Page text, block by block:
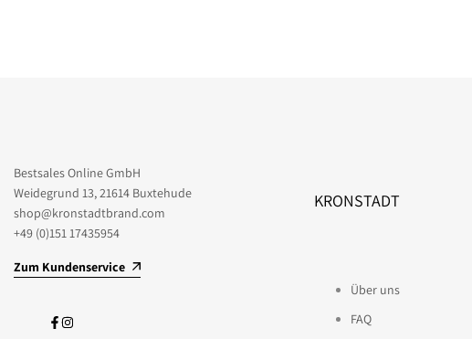
Bestsales Online GmbH
Weidegrund 13, 21614 Buxtehude
shop@kronstadtbrand.com
+49 (0)151 17435954
Zum Kundenservice
Facebook
Instagram
KRONSTADT
Über uns
FAQ